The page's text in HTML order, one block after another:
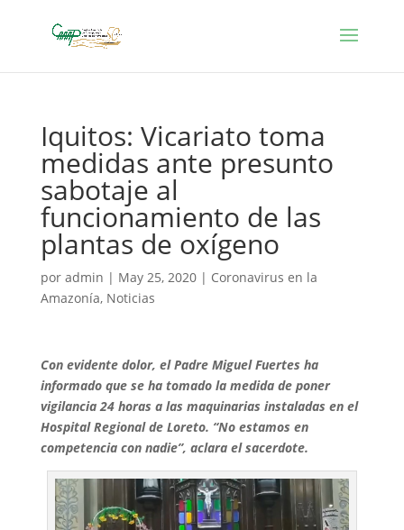
Iquitos: Vicariato toma
medidas ante presunto
sabotaje al
funcionamiento de las
plantas de oxígeno
por admin | May 25, 2020| Coronavirus en la
Amazonía, Noticias
Con evidente dolor, el Padre Miguel Fuertes ha
informado que se ha tomado la medida de poner
vigilancia 24 horas a las maquinarias instaladas en el
Hospital Regional de Loreto. “No estamos en
competencia con nadie”, aclara el sacerdote.